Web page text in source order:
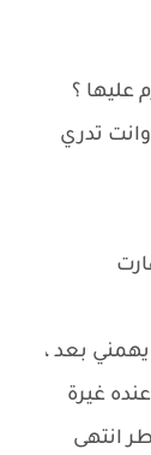
عليها ؟
تدري
بعد ،
غيرة
انتهى